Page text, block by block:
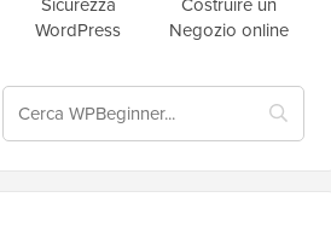
WordPress
Negozio online